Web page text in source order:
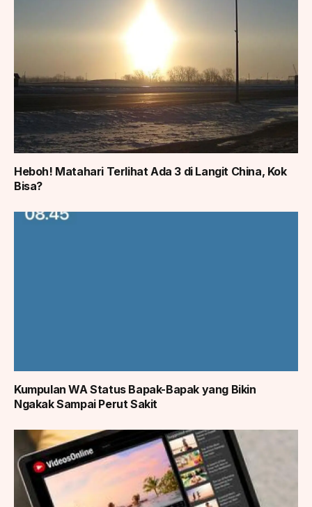
Heboh! Matahari Terlihat Ada 3 di Langit China, Kok
Bisa?
Kumpulan WA Status Bapak-Bapak yang Bikin
Ngakak Sampai Perut Sakit